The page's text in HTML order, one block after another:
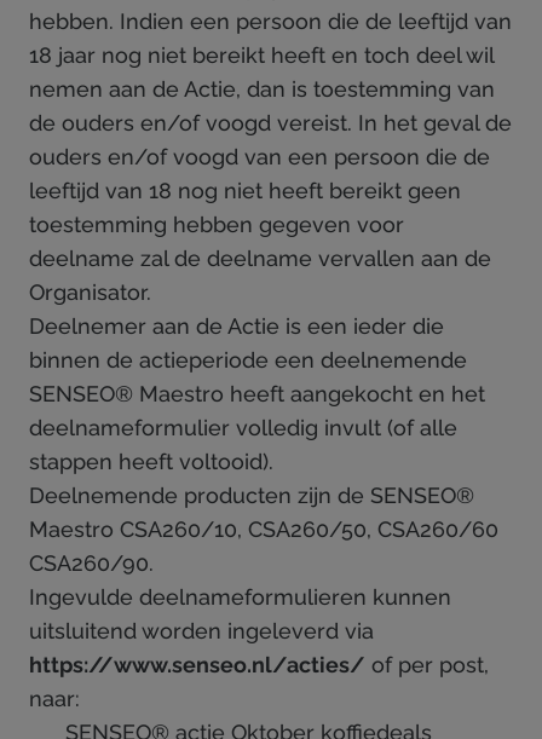
hebben. Indien een persoon die de leeftijd van
18 jaar nog niet bereikt heeft en toch deel wil
nemen aan de Actie, dan is toestemming van
de ouders en/of voogd vereist. In het geval de
ouders en/of voogd van een persoon die de
leeftijd van 18 nog niet heeft bereikt geen
toestemming hebben gegeven voor
deelname zal de deelname vervallen aan de
Organisator.
Deelnemer aan de Actie is een ieder die
binnen de actieperiode een deelnemende
SENSEO® Maestro heeft aangekocht en het
deelnameformulier volledig invult (of alle
stappen heeft voltooid).
Deelnemende producten zijn de SENSEO®
Maestro CSA260/10, CSA260/50, CSA260/60
CSA260/90.
Ingevulde deelnameformulieren kunnen
uitsluitend worden ingeleverd via
https://www.senseo.nl/acties/ of per post,
naar:
SENSEO® actie Oktober koffiedeals